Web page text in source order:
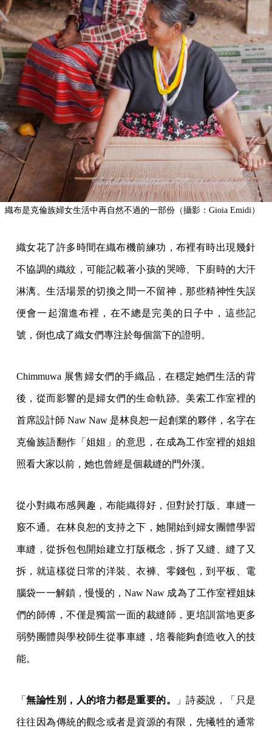
織布是克倫族婦女生活中再自然不過的一部份（攝影：Gioia Emidi）
織女花了許多時間在織布機前練功，布裡有時出現幾針
不協調的織紋，可能記載著小孩的哭啼、下廚時的大汗
淋漓。生活場景的切換之間一不留神，那些精神性失誤
便會一起溜進布裡，在不總是完美的日子中，這些記
號，倒也成了織女們專注於每個當下的證明。
Chimmuwa 展售婦女們的手織品，在穩定她們生活的背
後，從而影響的是婦女們的生命軌跡。美索工作室裡的
首席設計師 Naw Naw 是林良恕一起創業的夥伴，名字在
克倫族語翻作「姐姐」的意思，在成為工作室裡的姐姐
照看大家以前，她也曾經是個裁縫的門外漢。
從小對織布感興趣，布能織得好，但對於打版、車縫一
竅不通。在林良恕的支持之下，她開始到婦女團體學習
車縫，從拆包包開始建立打版概念，拆了又縫、縫了又
拆，就這樣從日常的洋裝、衣褲、零錢包，到平板、電
腦袋一一解鎖，慢慢的，Naw Naw 成為了工作室裡姐妹
們的師傅，不僅是獨當一面的裁縫師，更培訓當地更多
弱勢團體與學校師生從事車縫，培養能夠創造收入的技
能。
「無論性別，人的培力都是重要的。 」詩菱說，「只是
往往因為傳統的觀念或者是資源的有限，先犧牲的通常